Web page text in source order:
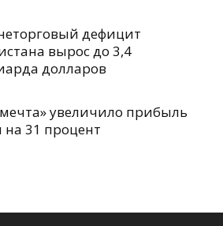
дефицит
вырос до 3,4
долларов
увеличило прибыль
на 31 процент